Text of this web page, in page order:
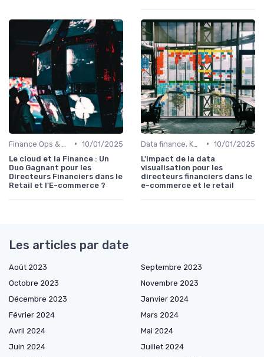
• 10/01/2025
Le cloud et la Finance : Un
Duo Gagnant pour les
Directeurs Financiers dans le
Retail et l'E-commerce ?
• 10/01/2025
L'impact de la data
visualisation pour les
directeurs financiers dans le
e-commerce et le retail
Les articles par date
Août 2023
Septembre 2023
Octobre 2023
Novembre 2023
Décembre 2023
Janvier 2024
Février 2024
Mars 2024
Avril 2024
Mai 2024
Juin 2024
Juillet 2024